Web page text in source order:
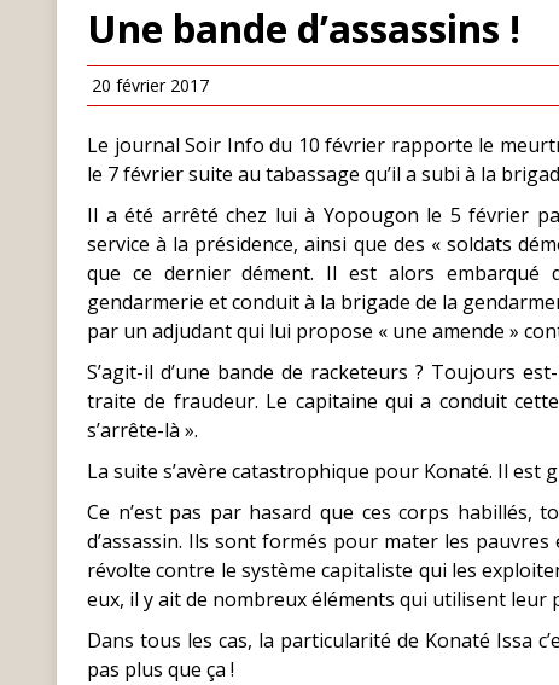
Une bande d’assassins !
20 février 2017
Le journal Soir Info du 10 février rapporte le
le 7 février suite au tabassage qu’il a subi à la
Il a été arrêté chez lui à Yopougon le 5 février
service à la présidence, ainsi que des « soldats
que ce dernier dément. Il est alors embarqué
gendarmerie et conduit à la brigade de la
par un adjudant qui lui propose « une amende »
S’agit-il d’une bande de racketeurs ? Toujours
traite de fraudeur. Le capitaine qui a conduit
s’arrête-là ».
La suite s’avère catastrophique pour Konaté. Il est
Ce n’est pas par hasard que ces corps habillés,
d’assassin. Ils sont formés pour mater les
révolte contre le système capitaliste qui les
eux, il y ait de nombreux éléments qui utilisent
Dans tous les cas, la particularité de Konaté Issa
pas plus que ça !